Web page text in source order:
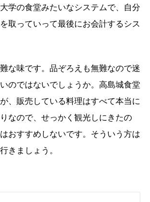
学の食堂みたいなシステムで、自分
取っていって最後にお会計するシス
な味です。品ぞろえも無難なので迷
のではないでしょうか。高島城食堂
、販売している料理はすべて本当に
なので、せっかく観光しにきたの
おすすめしないです。そういう方は
きましょう。